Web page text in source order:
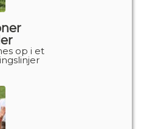
op i et